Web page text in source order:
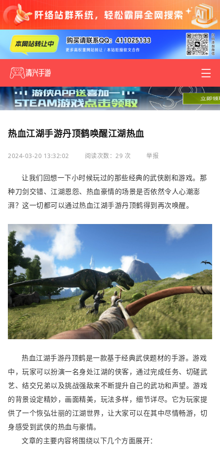
热血江湖手游丹顶鹤唤醒江湖热血
2024-03-20 13:32:02 阅读次数：29 次 举报
让我们回想一下小时候玩过的那些经典的武侠剧和游戏。那
种刀剑交错、江湖恩怨、热血豪情的场景是否依然令人心潮澎
湃？这一切都可以通过热血江湖手游丹顶鹤得到再次唤醒。
热血江湖手游丹顶鹤是一款基于经典武侠题材的手游。游戏
中，玩家可以扮演一名身处江湖的侠客，通过完成任务、切磋武
艺、结交兄弟以及挑战强敌来不断提升自己的武功和声望。游戏
的背景设定精妙，画面精美，玩法多样，细节详尽。它为玩家提
供了一个恢弘壮丽的江湖世界，让大家可以在其中尽情畅游，切
身感受到武侠的热血与豪情。
文章的主要内容将围绕以下几个方面展开：